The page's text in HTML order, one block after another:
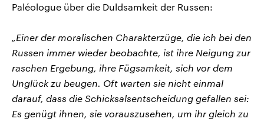
Paléologue über die Duldsamkeit der Russen:
„Einer der moralischen Charakterzüge, die ich bei den
Russen immer wieder beobachte, ist ihre Neigung zur
raschen Ergebung, ihre Fügsamkeit, sich vor dem
Unglück zu beugen. Oft warten sie nicht einmal
darauf, dass die Schicksalsentscheidung gefallen sei:
Es genügt ihnen, sie vorauszusehen, um ihr gleich zu